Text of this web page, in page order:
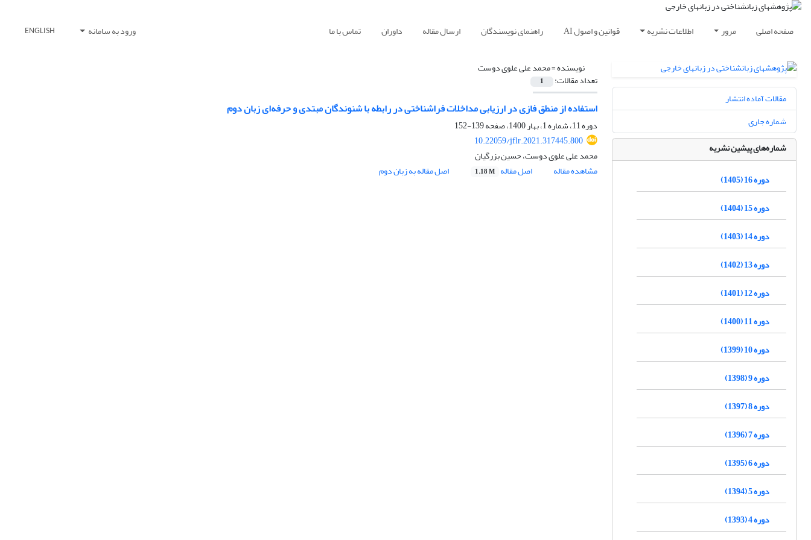
صفحه اصلی مرور اطلاعات نشریه قوانین و اصول AI راهنمای نویسندگان ارسال مقاله داوران تماس با ما ورود به سامانه ENGLISH
نویسنده =محمد علی علوی دوست
تعداد مقالات: 1
استفاده از منطق فازی در ارزیابی مداخلات فراشناختی در رابطه با شنوندگان مبتدی و حرفه‌ای زبان دوم
دوره 11، شماره 1، بهار 1400، صفحه
139-152
10.22059/jflr.2021.317445.800
محمد علی علوی دوست، حسین بزرگیان
مشاهده مقاله
اصل مقاله 1.18 M اصل مقاله به زبان دوم
مقالات آماده انتشار
شماره جاری
شماره‌های پیشین نشریه
دوره 16 (1405)
دوره 15 (1404)
دوره 14 (1403)
دوره 13 (1402)
دوره 12 (1401)
دوره 11 (1400)
دوره 10 (1399)
دوره 9 (1398)
دوره 8 (1397)
دوره 7 (1396)
دوره 6 (1395)
دوره 5 (1394)
دوره 4 (1393)